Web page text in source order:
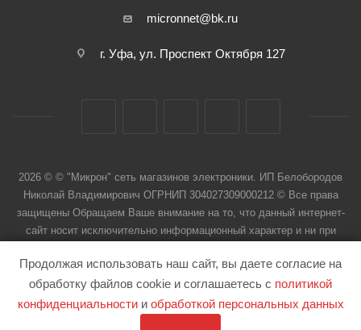
micronnet@bk.ru
г. Уфа, ул. Проспект Октября 127
2026 © © "Микрон" сеть магазинов электроники. ИП Белобородов
Николай Владимирович ОГРНИП 304027309000212 © Все права
защищены Обращаем Ваше внимание на то, что данный интернет-
сайт носит исключительно информационный характер и ни при
Продолжая использовать наш сайт, вы даете согласие на
обработку файлов cookie и соглашаетесь с политикой
конфиденциальностии обработкой персональных данных